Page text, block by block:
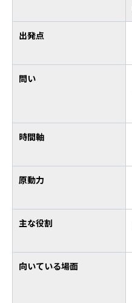
出発点
問い
時間軸
原動力
主な役割
向いている場面